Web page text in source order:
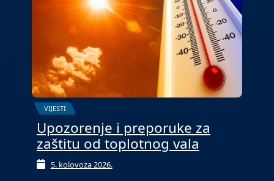
VIJESTI
Upozorenje i preporuke za
zaštitu od toplotnog vala
5. kolovoza 2026.